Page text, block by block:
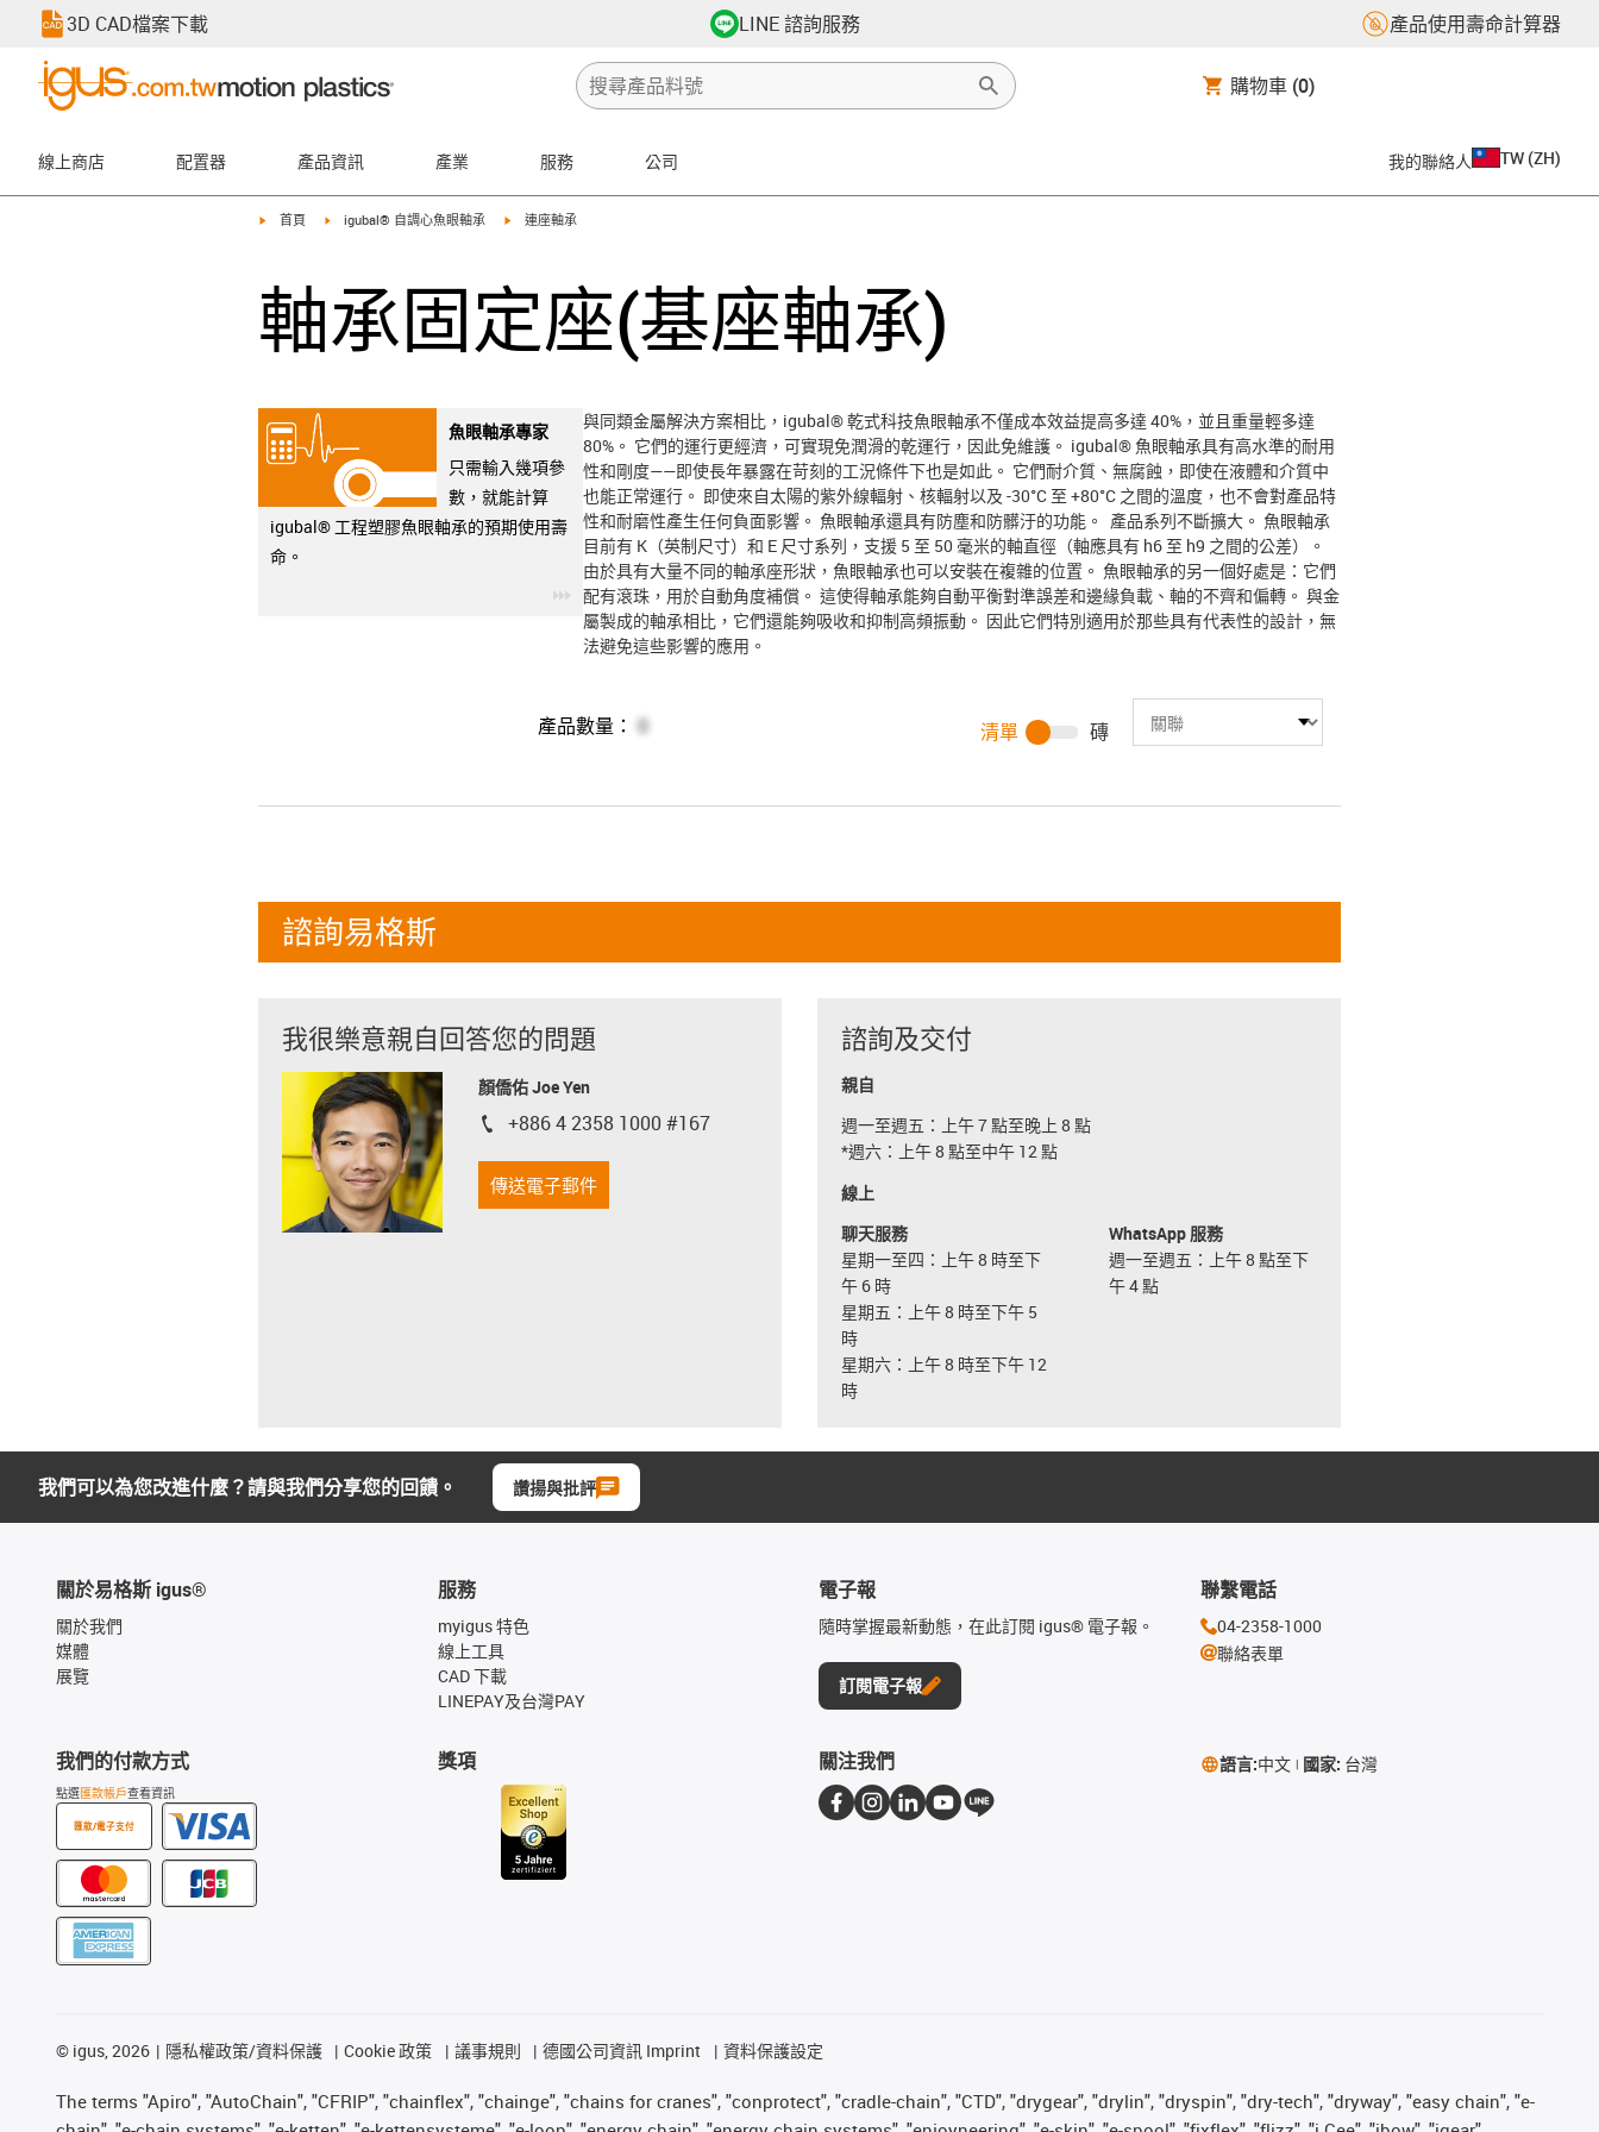
3D CAD檔案下載 LINE 諮詢服務 產品使用壽命計算器
購物車 (0)
線上商店 配置器 產品資訊 產業 服務 公司 我的聯絡人 TW (ZH)
igus-icon-arrow-right
首頁 igus-icon-arrow-right
igubal® 自調心魚眼軸承 igus-icon-arrow-right
連座軸承
軸承固定座(基座軸承)
與同類金屬解決方案相比，igubal® 乾式科技魚眼軸承不僅成本效益提高多達 40%，並且重量輕多達
80%。 它們的運行更經濟，可實現免潤滑的乾運行，因此免維護。 igubal® 魚眼軸承具有高水準的耐用
性和剛度——即使長年暴露在苛刻的工況條件下也是如此。 它們耐介質、無腐蝕，即使在液體和介質中
也能正常運行。 即使來自太陽的紫外線輻射、核輻射以及 -30°C 至 +80°C 之間的溫度，也不會對產品特
性和耐磨性產生任何負面影響。 魚眼軸承還具有防塵和防髒汙的功能。 產品系列不斷擴大。 魚眼軸承
目前有 K（英制尺寸）和 E 尺寸系列，支援 5 至 50 毫米的軸直徑（軸應具有 h6 至 h9 之間的公差）。
由於具有大量不同的軸承座形狀，魚眼軸承也可以安裝在複雜的位置。 魚眼軸承的另一個好處是：它們
配有滾珠，用於自動角度補償。 這使得軸承能夠自動平衡對準誤差和邊緣負載、軸的不齊和偏轉。 與金
屬製成的軸承相比，它們還能夠吸收和抑制高頻振動。 因此它們特別適用於那些具有代表性的設計，無
法避免這些影響的應用。
魚眼軸承專家
只需輸入幾項參
數，就能計算
igubal® 工程塑膠魚眼軸承的預期使用壽
命。
igus-icon-3arrow
產品數量： 0 清單 磚
諮詢易格斯
我很樂意親自回答您的問題
顏僑佑 Joe Yen
igus-icon-phone
+886 4 2358 1000 #167
傳送電子郵件
諮詢及交付
親自
週一至週五：上午 7 點至晚上 8 點
*週六：上午 8 點至中午 12 點
線上
聊天服務
星期一至四：上午 8 時至下
午 6 時
星期五：上午 8 時至下午 5
時
星期六：上午 8 時至下午 12
時
WhatsApp 服務
週一至週五：上午 8 點至下
午 4 點
我們可以為您改進什麼？請與我們分享您的回饋。 讚揚與批評
關於易格斯 igus®
關於我們
媒體
展覽
我們的付款方式
點選匯款帳戶查看資訊
匯款/電子支付
服務
myigus 特色
線上工具
CAD 下載
LINEPAY及台灣PAY
獎項
電子報
隨時掌握最新動態，在此訂閱 igus® 電子報。
訂閱電子報
聯繫電話
04-2358-1000
聯絡表單
關注我們 語言:中文 國家: 台灣
© igus, 2026 隱私權政策/資料保護 Cookie 政策 議事規則 德國公司資訊 Imprint 資料保護設定
The terms "Apiro", "AutoChain", "CFRIP", "chainflex", "chainge", "chains for cranes", "conprotect", "cradle-chain", "CTD", "drygear", "drylin", "dryspin", "dry-tech", "dryway", "easy chain", "e-